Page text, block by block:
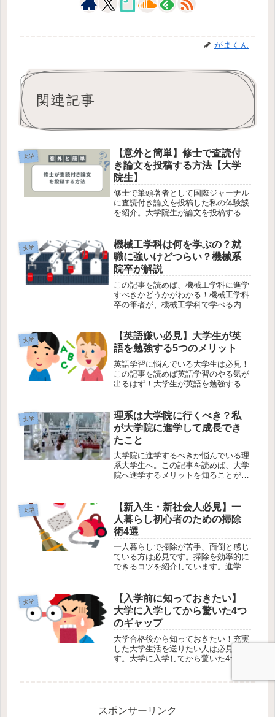
がまくん
関連記事
大学
【意外と簡単】修士で査読付
き論文を投稿する方法【大学
院生】
修士で筆頭著者として国際ジャーナル
に査読付き論文を投稿した私の体験談
を紹介。大学院生が論文を投稿する方
も？
大学
機械工学科は何を学ぶの？就
職に強いけどつらい？機械系
院卒が解説
この記事を読めば、機械工学科に進学
すべきかどうかがわかる！機械工学科
卒の筆者が、機械工学科で学べる内容
大学
【英語嫌い必見】大学生が英
語を勉強する5つのメリット
英語学習に悩んでいる大学生は必見！
この記事を読めば英語学習のやる気が
出るはず！大学生が英語を勉強する5
大学
理系は大学院に行くべき？私
が大学院に進学して成長でき
たこと
大学院に進学するべきか悩んでいる理
系大学生へ。この記事を読めば、大学
院へ進学するメリットを知ることがで
大学
【新入生・新社会人必見】一
人暮らし初心者のための掃除
術4選
一人暮らしで掃除が苦手、面倒と感じ
ている方は必見です。掃除を効率的に
できるコツを紹介しています。進学や
大学
【入学前に知っておきたい】
大学に入学してから驚いた4つ
のギャップ
大学合格後から知っておきたい！充実
した大学生活を送りたい人は必見で
す。大学に入学してから驚いた4つの
スポンサーリンク